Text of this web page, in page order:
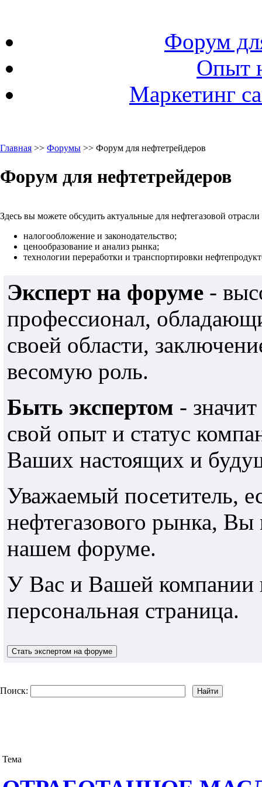
Форум
Опыт
Маркетинг
Главная >> Форумы >> Форум для нефтетрейдеров
Форум для нефтетрейдеров
Здесь вы можете обсудить актуальные для нефтегазовой
налогообложение и законодательство;
ценообразование и анализ рынка;
технологии переработки и транспортировки
Эксперт на форуме -
профессионал,
своей области,
весомую роль.
Быть экспертом -
свой опыт и статус
Ваших настоящих и
Уважаемый посетитель,
нефтегазового рынка,
нашем форуме.
У Вас и Вашей компании
персональная страница.
Поиск:
Тема